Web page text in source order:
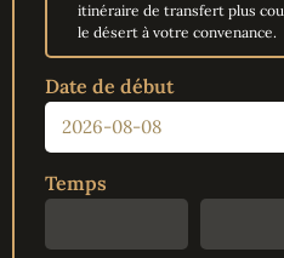
itinéraire de transfert plus
le désert à votre convenance.
Date de début
Temps